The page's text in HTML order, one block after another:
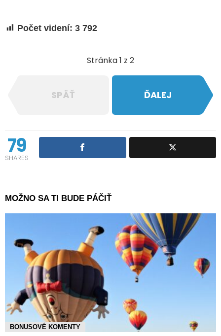
Počet videní: 3 792
Stránka 1 z 2
SPÄŤ ĎALEJ
79
SHARES
MOŽNO SA TI BUDE PÁČIŤ
BONUSOVÉ KOMENTY